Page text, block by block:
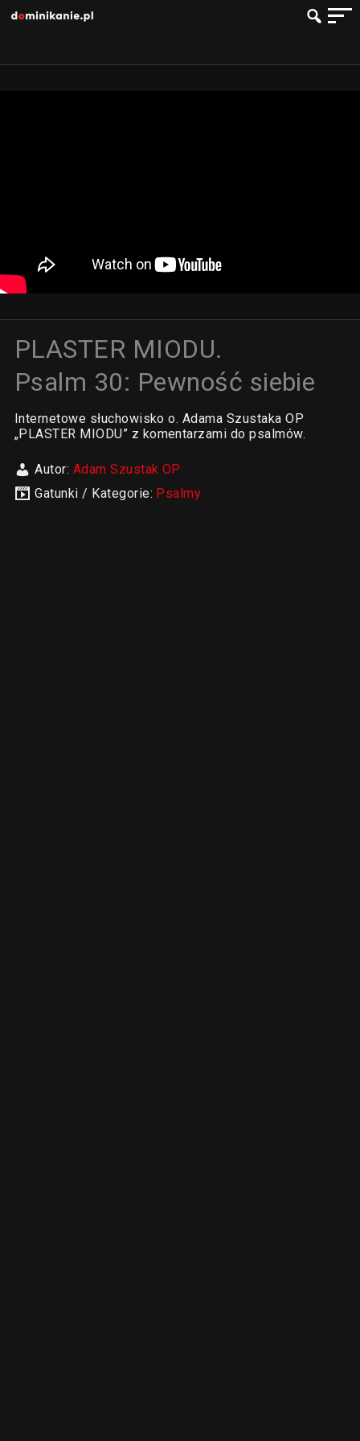
PLASTER MIODU.
Psalm 30: Pewność siebie
Internetowe słuchowisko o. Adama Szustaka OP
„PLASTER MIODU” z komentarzami do psalmów.
Autor: Adam Szustak OP
Gatunki / Kategorie: Psalmy